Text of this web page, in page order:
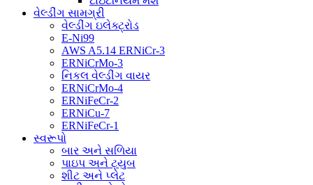
વેલ્ડીંગ સામગ્રી
વેલ્ડીંગ ઇલેક્ટ્રોડ
E-Ni99
AWS A5.14 ERNiCr-3
ERNiCrMo-3
નિકલ વેલ્ડીંગ વાયર
ERNiCrMo-4
ERNiFeCr-2
ERNiCu-7
ERNiFeCr-1
સ્વરૂપો
બાર અને સળિયા
પાઇપ અને ટ્યુબ
શીટ અને પ્લેટ